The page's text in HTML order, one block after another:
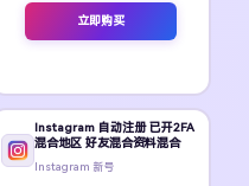
立即购买
Instagram 自动注册 已开2FA
混合地区 好友混合资料混合
Instagram 新号